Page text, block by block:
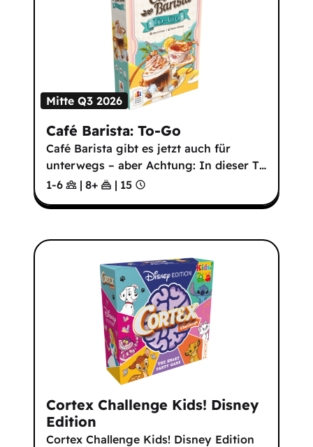
Mitte Q3 2026
Café Barista: To-Go
Café Barista gibt es jetzt auch für
unterwegs – aber Achtung: In dieser T…
1-6
| 8+ | 15
Cortex Challenge Kids! Disney
Edition
Cortex Challenge Kids! Disney Edition